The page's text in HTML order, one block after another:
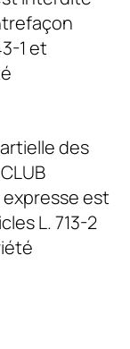
1 et
des
est
L. 713-2